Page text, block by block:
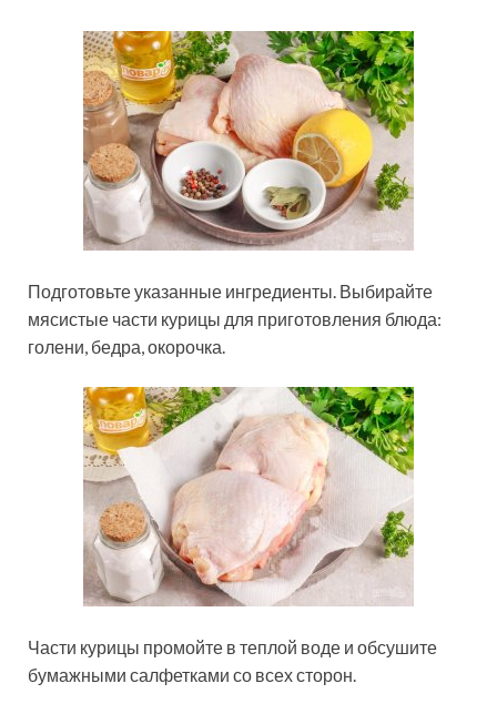
Подготовьте указанные ингредиенты. Выбирайте
мясистые части курицы для приготовления блюда:
голени, бедра, окорочка.
Части курицы промойте в теплой воде и обсушите
бумажными салфетками со всех сторон.